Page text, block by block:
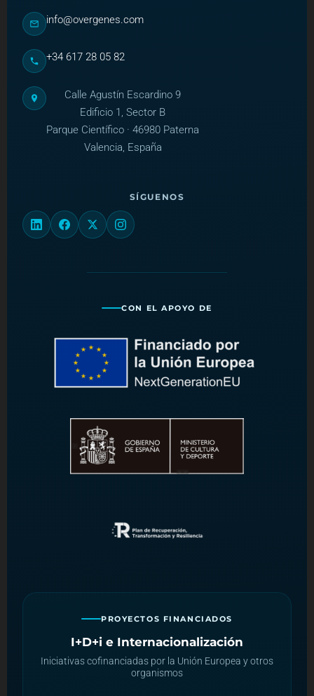
info@overgenes.com
+34 617 28 05 82
Calle Agustín Escardino 9
Edificio 1, Sector B
Parque Científico · 46980 Paterna
Valencia, España
SÍGUENOS
CON EL APOYO DE
PROYECTOS FINANCIADOS
I+D+i e Internacionalización
Iniciativas cofinanciadas por la Unión Europea y otros
organismos